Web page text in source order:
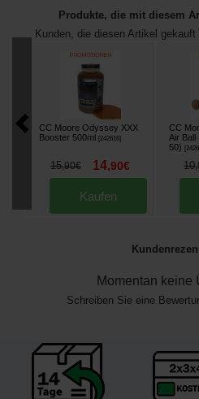
Produkte, die mit diesem
Kunden, die diesen Artikel
CC Moore Odyssey XXX
Booster 500ml
[242616]
15,90€ 14,90€
Kaufen
CC
Air Ball
50)
[
10,
Momentan keine
Schreiben Sie eine